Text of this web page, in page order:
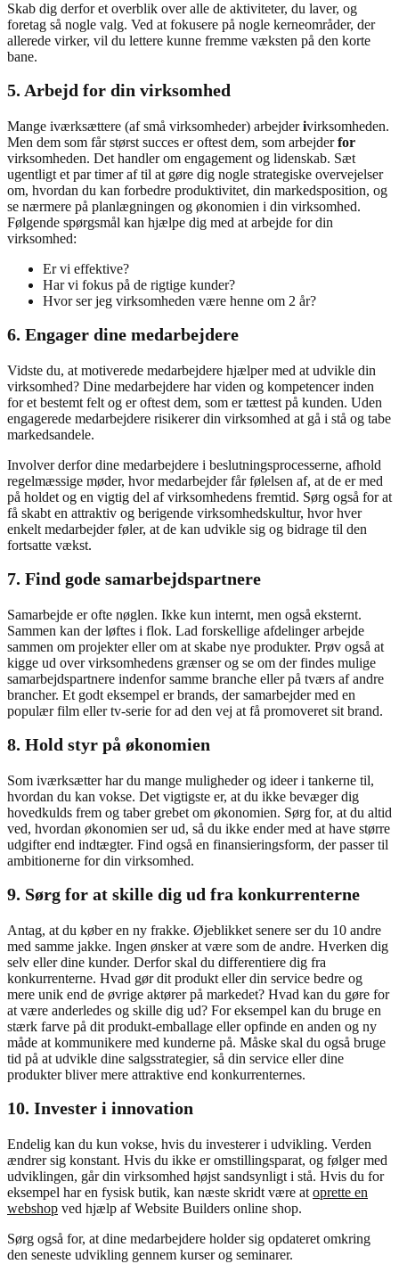
Skab dig derfor et overblik over alle de aktiviteter, du laver, og
foretag så nogle valg. Ved at fokusere på nogle kerneområder, der
allerede virker, vil du lettere kunne fremme væksten på den korte
bane.
5. Arbejd for din virksomhed
Mange iværksættere (af små virksomheder) arbejderivirksomheden.
Men dem som får størst succes er oftest dem, som arbejderfor
virksomheden. Det handler om engagement og lidenskab. Sæt
ugentligt et par timer af til at gøre dig nogle strategiske overvejelser
om, hvordan du kan forbedre produktivitet, din markedsposition, og
se nærmere på planlægningen og økonomien i din virksomhed.
Følgende spørgsmål kan hjælpe dig med at arbejde for din
virksomhed:
Er vi effektive?
Har vi fokus på de rigtige kunder?
Hvor ser jeg virksomheden være henne om 2 år?
6. Engager dine medarbejdere
Vidste du, at motiverede medarbejdere hjælper med at udvikle din
virksomhed? Dine medarbejdere har viden og kompetencer inden
for et bestemt felt og er oftest dem, som er tættest på kunden. Uden
engagerede medarbejdere risikerer din virksomhed at gå i stå og tabe
markedsandele.
Involver derfor dine medarbejdere i beslutningsprocesserne, afhold
regelmæssige møder, hvor medarbejder får følelsen af, at de er med
på holdet og en vigtig del af virksomhedens fremtid. Sørg også for at
få skabt en attraktiv og berigende virksomhedskultur, hvor hver
enkelt medarbejder føler, at de kan udvikle sig og bidrage til den
fortsatte vækst.
7. Find gode samarbejdspartnere
Samarbejde er ofte nøglen. Ikke kun internt, men også eksternt.
Sammen kan der løftes i flok. Lad forskellige afdelinger arbejde
sammen om projekter eller om at skabe nye produkter. Prøv også at
kigge ud over virksomhedens grænser og se om der findes mulige
samarbejdspartnere indenfor samme branche eller på tværs af andre
brancher. Et godt eksempel er brands, der samarbejder med en
populær film eller tv-serie for ad den vej at få promoveret sit brand.
8. Hold styr på økonomien
Som iværksætter har du mange muligheder og ideer i tankerne til,
hvordan du kan vokse. Det vigtigste er, at du ikke bevæger dig
hovedkulds frem og taber grebet om økonomien. Sørg for, at du altid
ved, hvordan økonomien ser ud, så du ikke ender med at have større
udgifter end indtægter. Find også en finansieringsform, der passer til
ambitionerne for din virksomhed.
9. Sørg for at skille dig ud fra konkurrenterne
Antag, at du køber en ny frakke. Øjeblikket senere ser du 10 andre
med samme jakke. Ingen ønsker at være som de andre. Hverken dig
selv eller dine kunder. Derfor skal du differentiere dig fra
konkurrenterne. Hvad gør dit produkt eller din service bedre og
mere unik end de øvrige aktører på markedet? Hvad kan du gøre for
at være anderledes og skille dig ud? For eksempel kan du bruge en
stærk farve på dit produkt-emballage eller opfinde en anden og ny
måde at kommunikere med kunderne på. Måske skal du også bruge
tid på at udvikle dine salgsstrategier, så din service eller dine
produkter bliver mere attraktive end konkurrenternes.
10. Invester i innovation
Endelig kan du kun vokse, hvis du investerer i udvikling. Verden
ændrer sig konstant. Hvis du ikke er omstillingsparat, og følger med
udviklingen, går din virksomhed højst sandsynligt i stå. Hvis du for
eksempel har en fysisk butik, kan næste skridt være at oprette en
webshop ved hjælp af Website Builders online shop.
Sørg også for, at dine medarbejdere holder sig opdateret omkring
den seneste udvikling gennem kurser og seminarer.